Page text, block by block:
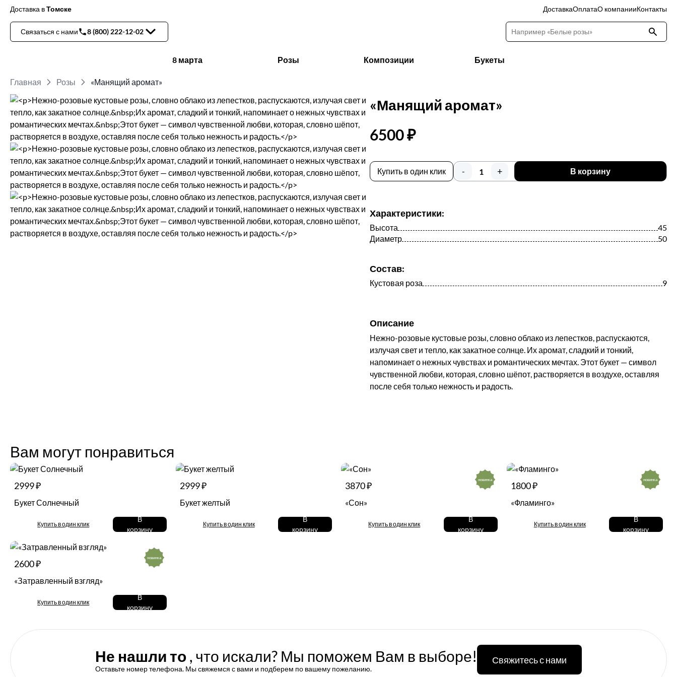
Доставка вТомске ДоставкаОплатаО компанииКонтакты
Связаться с нами 8 (800) 222-12-02
8 марта Розы Композиции Букеты
Главная Розы «Манящий аромат»
«Манящий аромат»
6500 ₽
Купить в один клик - + В корзину
Характеристики:
Высота
45
Диаметр
50
Состав:
Кустовая роза 9
Описание
Нежно-розовые кустовые розы, словно облако из лепестков, распускаются,
излучая свет и тепло, как закатное солнце. Их аромат, сладкий и тонкий,
напоминает о нежных чувствах и романтических мечтах. Этот букет — символ
чувственной любви, которая, словно шёпот, растворяется в воздухе, оставляя
после себя только нежность и радость.
Вам могут понравиться
2999 ₽
Букет Солнечный
Купить в один клик
В
корзину
2999 ₽
Букет желтый
Купить в один клик
В
корзину
3870 ₽
«Сон»
Купить в один клик
В
корзину
новинка
1800 ₽
«Фламинго»
Купить в один клик
В
корзину
новинка
2600 ₽
«Затравленный взгляд»
Купить в один клик
В
корзину
новинка
Не нашли то, что искали? Мы поможем Вам в выборе!
Оставьте номер телефона. Мы свяжемся с вами и подберем по вашему пожеланию.
Свяжитесь с нами